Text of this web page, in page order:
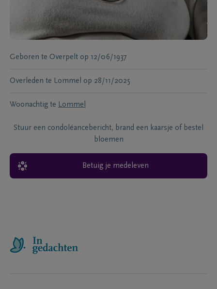
Geboren te Overpelt op 12/06/1937
Overleden te Lommel op 28/11/2025
Woonachtig te Lommel
Stuur een condoléancebericht, brand een kaarsje of bestel
bloemen
Betuig je medeleven